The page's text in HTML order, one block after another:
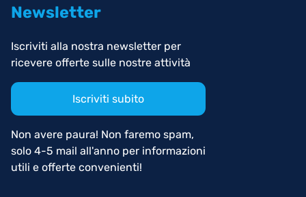
Newsletter
Iscriviti alla nostra newsletter per
ricevere offerte sulle nostre attività
Iscriviti subito
Non avere paura! Non faremo spam,
solo 4-5 mail all'anno per informazioni
utili e offerte convenienti!